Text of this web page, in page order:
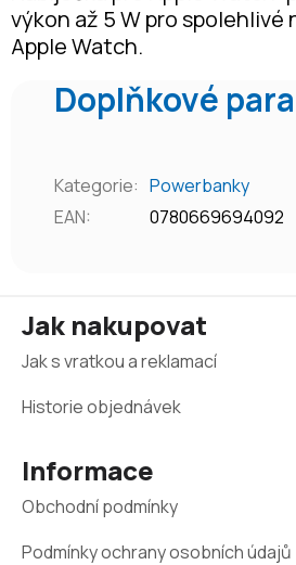
výkon až 5 W pro spolehlivé
Apple Watch.
Doplňkové
Kategorie: Powerbanky
EAN: 0780669694092
Jak nakupovat
Jak s vratkou a reklamací
Historie objednávek
Informace
Obchodní podmínky
Podmínky ochrany osobních údajů